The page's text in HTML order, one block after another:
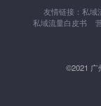
友情链接：私域
私域流量白皮书
©2021 广